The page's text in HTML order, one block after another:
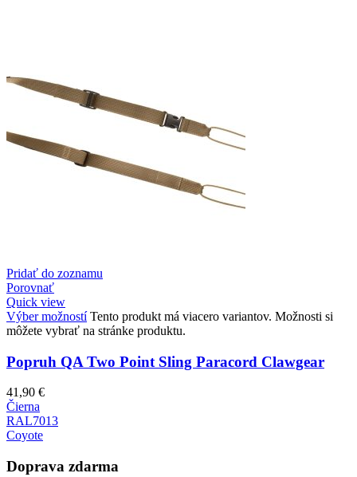
Pridať do zoznamu
Porovnať
Quick view
Výber možností Tento produkt má viacero variantov. Možnosti si
môžete vybrať na stránke produktu.
Popruh QA Two Point Sling Paracord Clawgear
41,90 €
Čierna
RAL7013
Coyote
Doprava zdarma